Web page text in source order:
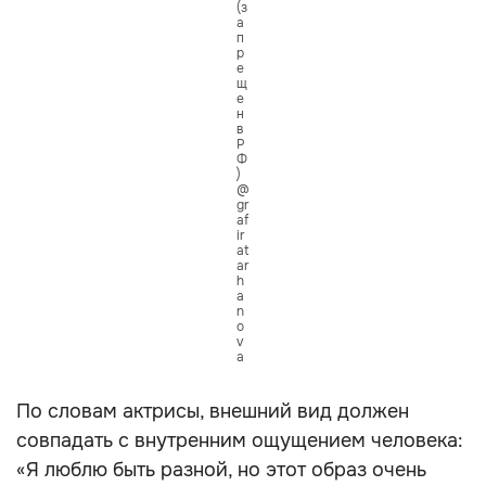
(з
а
п
р
е
щ
е
н
в
Р
Ф
)
@
gr
af
ir
at
ar
h
a
n
o
v
a
По словам актрисы, внешний вид должен
совпадать с внутренним ощущением человека:
«Я люблю быть разной, но этот образ очень